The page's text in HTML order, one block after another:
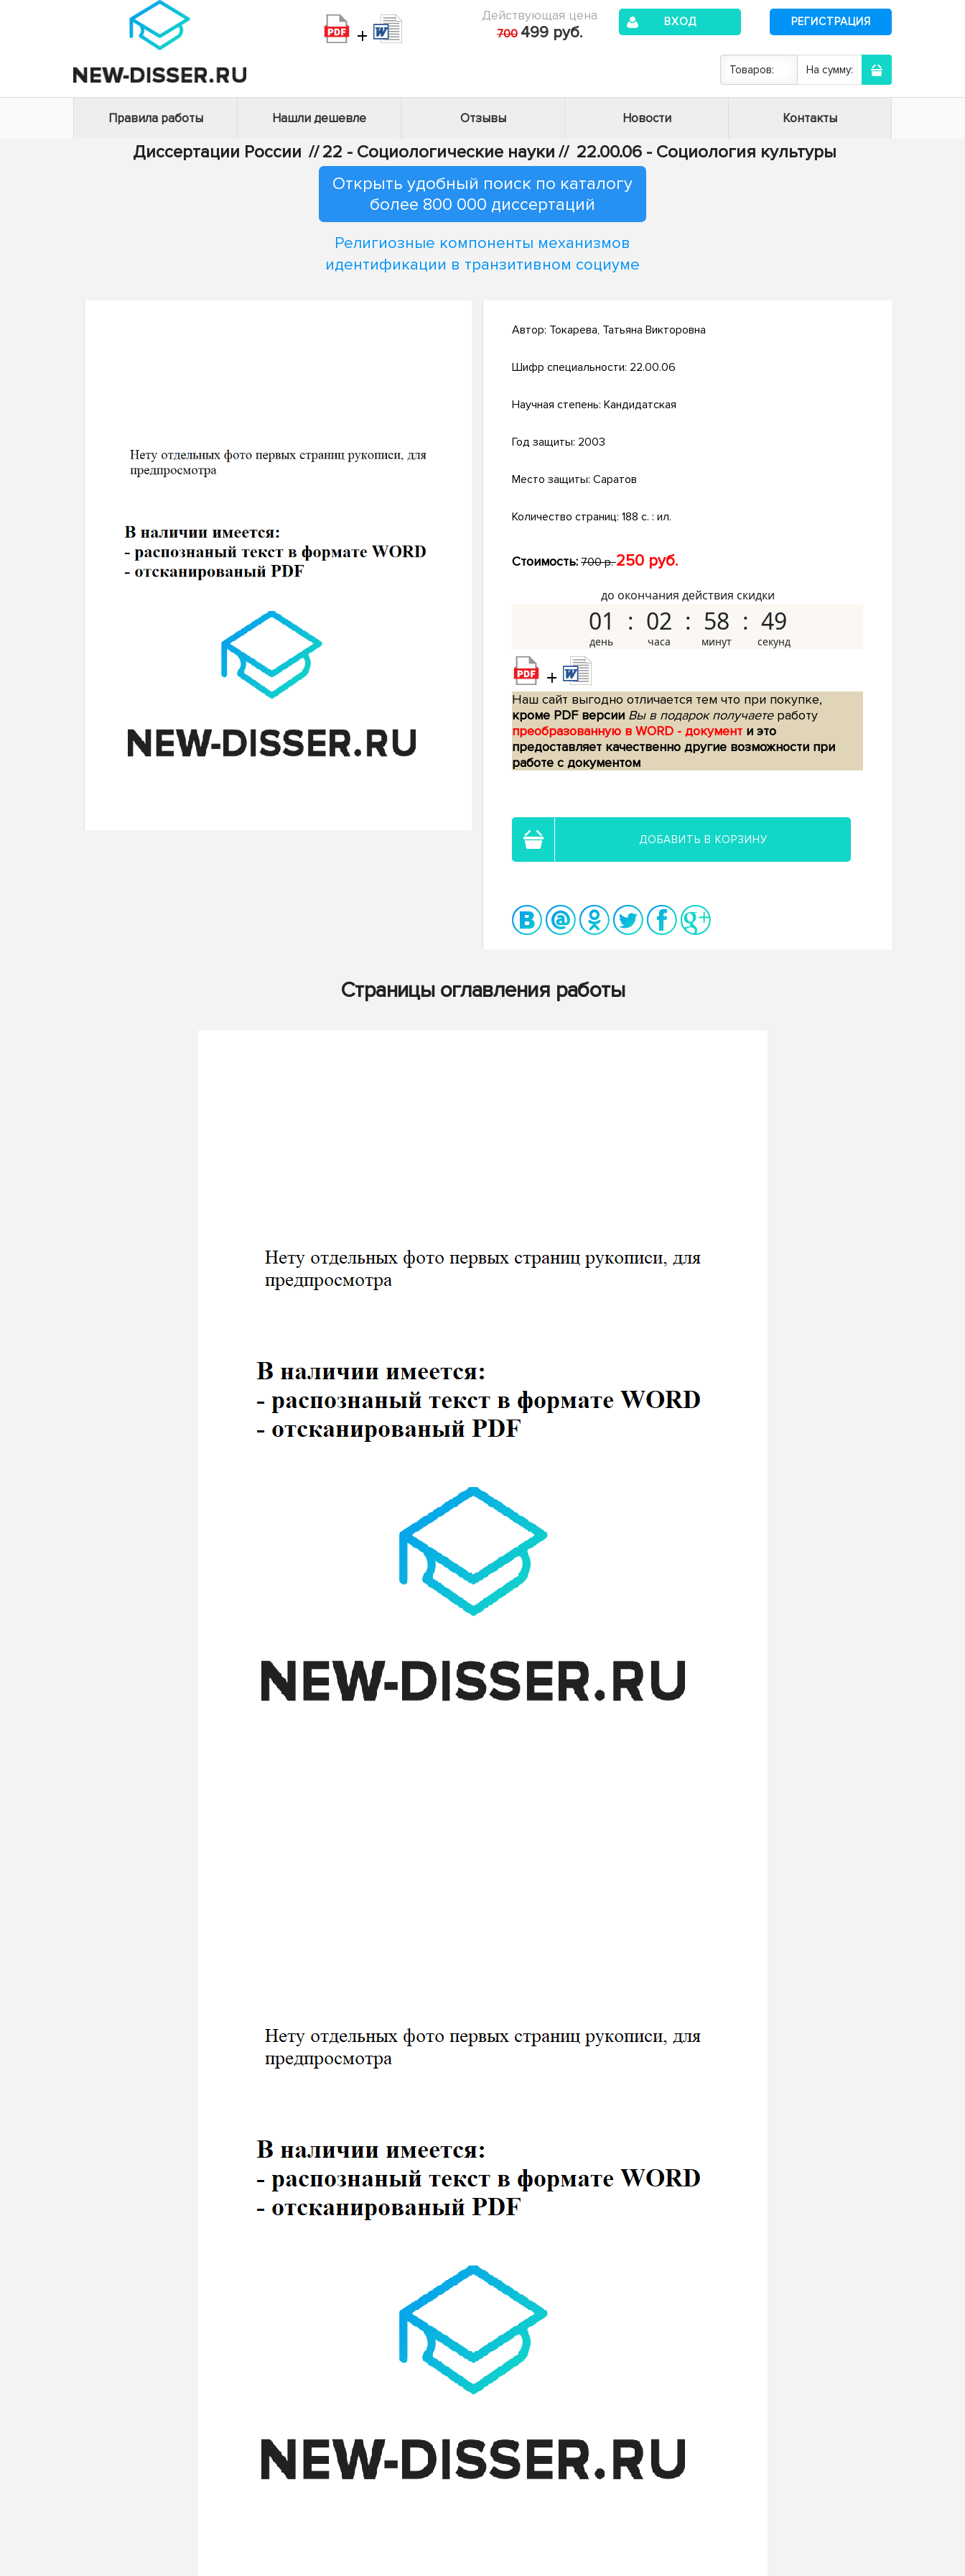
+
Действующая цена
700 499 руб.
ВХОД РЕГИСТРАЦИЯ
Товаров: На сумму:
Правила работы Нашли дешевле Отзывы Новости Контакты
Диссертации России // 22 - Социологические науки // 22.00.06 - Социология культуры
Открыть удобный поиск по каталогу
более 800 000 диссертаций
Религиозные компоненты механизмов
идентификации в транзитивном социуме
Автор: Токарева, Татьяна Викторовна
Шифр специальности: 22.00.06
Научная степень: Кандидатская
Год защиты: 2003
Место защиты: Саратов
Количество страниц: 188 с. : ил.
Стоимость: 700 р.250 руб.
до окончания действия скидки
01 02 58 48
+
Наш сайт выгодно отличается тем что при покупке,
кроме PDF версии Вы в подарок получаетеработу
преобразованную в WORD - документ и это
предоставляет качественно другие возможности при
работе с документом
ДОБАВИТЬ В КОРЗИНУ
Страницы оглавления работы